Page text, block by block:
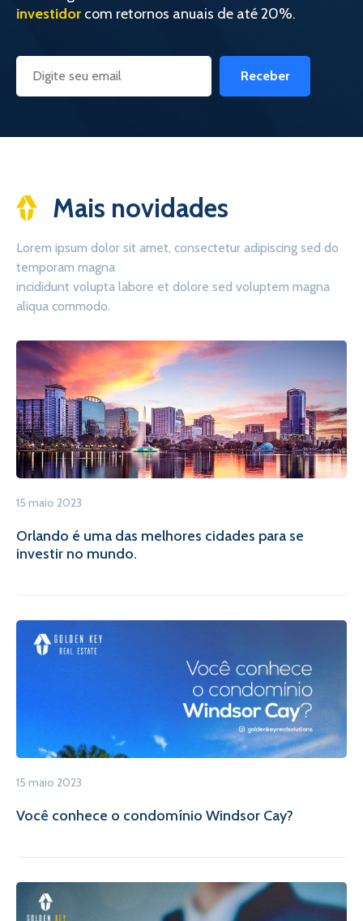
investidor com retornos anuais de até 20%.
Receber
Mais novidades
Lorem ipsum dolor sit amet, consectetur adipiscing sed do
temporam magna
incididunt volupta labore et dolore sed voluptem magna
aliqua commodo.
15 maio 2023
Orlando é uma das melhores cidades para se
investir no mundo.
15 maio 2023
Você conhece o condomínio Windsor Cay?